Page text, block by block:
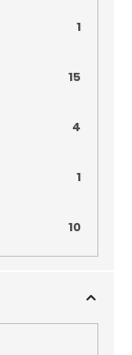
1
15
4
1
10